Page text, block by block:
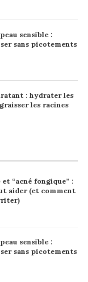
sensible :
sans picotements
: hydrater les
les racines
“acné fongique” :
aider (et comment
sensible :
sans picotements